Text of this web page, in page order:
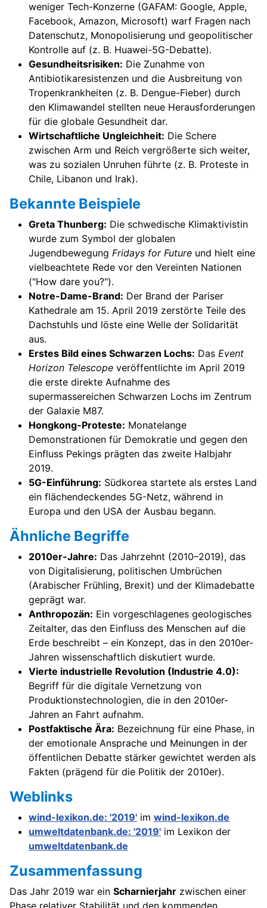
weniger Tech-Konzerne (GAFAM: Google, Apple,
Facebook, Amazon, Microsoft) warf Fragen nach
Datenschutz, Monopolisierung und geopolitischer
Kontrolle auf (z. B. Huawei-5G-Debatte).
Gesundheitsrisiken: Die Zunahme von
Antibiotikaresistenzen und die Ausbreitung von
Tropenkrankheiten (z. B. Dengue-Fieber) durch
den Klimawandel stellten neue Herausforderungen
für die globale Gesundheit dar.
Wirtschaftliche Ungleichheit: Die Schere
zwischen Arm und Reich vergrößerte sich weiter,
was zu sozialen Unruhen führte (z. B. Proteste in
Chile, Libanon und Irak).
Bekannte Beispiele
Greta Thunberg: Die schwedische Klimaktivistin
wurde zum Symbol der globalen
Jugendbewegung Fridays for Future und hielt eine
vielbeachtete Rede vor den Vereinten Nationen
("How dare you?").
Notre-Dame-Brand: Der Brand der Pariser
Kathedrale am 15. April 2019 zerstörte Teile des
Dachstuhls und löste eine Welle der Solidarität
aus.
Erstes Bild eines Schwarzen Lochs: Das Event
Horizon Telescope veröffentlichte im April 2019
die erste direkte Aufnahme des
supermassereichen Schwarzen Lochs im Zentrum
der Galaxie M87.
Hongkong-Proteste: Monatelange
Demonstrationen für Demokratie und gegen den
Einfluss Pekings prägten das zweite Halbjahr
2019.
5G-Einführung: Südkorea startete als erstes Land
ein flächendeckendes 5G-Netz, während in
Europa und den USA der Ausbau begann.
Ähnliche Begriffe
2010er-Jahre: Das Jahrzehnt (2010–2019), das
von Digitalisierung, politischen Umbrüchen
(Arabischer Frühling, Brexit) und der Klimadebatte
geprägt war.
Anthropozän: Ein vorgeschlagenes geologisches
Zeitalter, das den Einfluss des Menschen auf die
Erde beschreibt – ein Konzept, das in den 2010er-
Jahren wissenschaftlich diskutiert wurde.
Vierte industrielle Revolution (Industrie 4.0):
Begriff für die digitale Vernetzung von
Produktionstechnologien, die in den 2010er-
Jahren an Fahrt aufnahm.
Postfaktische Ära: Bezeichnung für eine Phase, in
der emotionale Ansprache und Meinungen in der
öffentlichen Debatte stärker gewichtet werden als
Fakten (prägend für die Politik der 2010er).
Weblinks
wind-lexikon.de: '2019' im wind-lexikon.de
umweltdatenbank.de: '2019' im Lexikon der
umweltdatenbank.de
Zusammenfassung
Das Jahr 2019 war ein Scharnierjahr zwischen einer
Phase relativer Stabilität und den kommenden